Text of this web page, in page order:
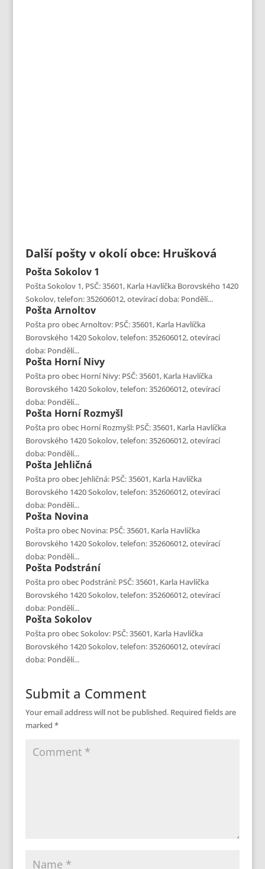
Další pošty v okolí obce: Hrušková
Pošta Sokolov 1
Pošta Sokolov 1, PSČ: 35601, Karla Havlíčka Borovského 1420
Sokolov, telefon: 352606012, otevírací doba: Pondělí...
Pošta Arnoltov
Pošta pro obec Arnoltov: PSČ: 35601, Karla Havlíčka
Borovského 1420 Sokolov, telefon: 352606012, otevírací
doba: Pondělí...
Pošta Horní Nivy
Pošta pro obec Horní Nivy: PSČ: 35601, Karla Havlíčka
Borovského 1420 Sokolov, telefon: 352606012, otevírací
doba: Pondělí...
Pošta Horní Rozmyšl
Pošta pro obec Horní Rozmyšl: PSČ: 35601, Karla Havlíčka
Borovského 1420 Sokolov, telefon: 352606012, otevírací
doba: Pondělí...
Pošta Jehličná
Pošta pro obec Jehličná: PSČ: 35601, Karla Havlíčka
Borovského 1420 Sokolov, telefon: 352606012, otevírací
doba: Pondělí...
Pošta Novina
Pošta pro obec Novina: PSČ: 35601, Karla Havlíčka
Borovského 1420 Sokolov, telefon: 352606012, otevírací
doba: Pondělí...
Pošta Podstrání
Pošta pro obec Podstrání: PSČ: 35601, Karla Havlíčka
Borovského 1420 Sokolov, telefon: 352606012, otevírací
doba: Pondělí...
Pošta Sokolov
Pošta pro obec Sokolov: PSČ: 35601, Karla Havlíčka
Borovského 1420 Sokolov, telefon: 352606012, otevírací
doba: Pondělí...
Submit a Comment
Your email address will not be published. Required fields are
marked *